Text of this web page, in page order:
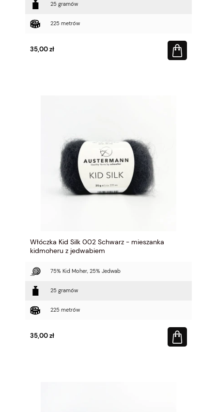
25 gramów
225 metrów
35,00 zł
Włóczka Kid Silk 002 Schwarz - mieszanka
kidmoheru z jedwabiem
75% Kid Moher, 25% Jedwab
25 gramów
225 metrów
35,00 zł